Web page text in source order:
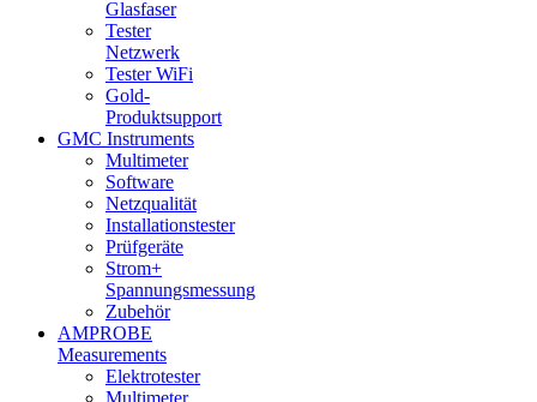
Glasfaser
Tester
Netzwerk
Tester WiFi
Gold-
Produktsupport
GMC Instruments
Multimeter
Software
Netzqualität
Installationstester
Prüfgeräte
Strom+
Spannungsmessung
Zubehör
AMPROBE
Measurements
Elektrotester
Multimeter